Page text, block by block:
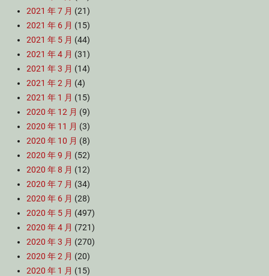
2021 年 7 月 (21)
2021 年 6 月 (15)
2021 年 5 月 (44)
2021 年 4 月 (31)
2021 年 3 月 (14)
2021 年 2 月 (4)
2021 年 1 月 (15)
2020 年 12 月 (9)
2020 年 11 月 (3)
2020 年 10 月 (8)
2020 年 9 月 (52)
2020 年 8 月 (12)
2020 年 7 月 (34)
2020 年 6 月 (28)
2020 年 5 月 (497)
2020 年 4 月 (721)
2020 年 3 月 (270)
2020 年 2 月 (20)
2020 年 1 月 (15)